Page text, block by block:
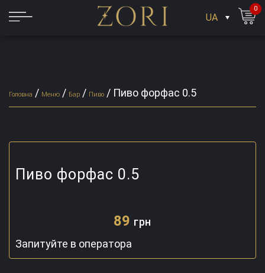
UA
0
Головна / Меню / Бар / Пиво / Пиво форфас 0.5
Пиво форфас 0.5
89 грн
Запитуйте в оператора